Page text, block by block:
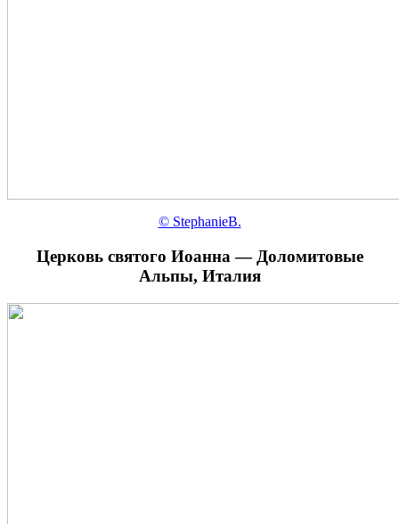
© StephanieB.
Церковь святого Иоанна — Доломитовые
Альпы, Италия